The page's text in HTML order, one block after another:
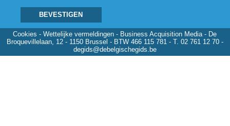
Cookies -Wettelijke vermeldingen - Business Acquisition Media - De
Broquevillelaan, 12 - 1150 Brussel - BTW 466 115 781 - T. 02 761 12 70 -
degids@debelgischegids.be